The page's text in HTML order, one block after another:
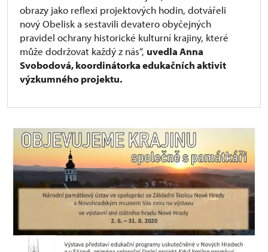
obrazy jako reflexi projektových hodin, dotvářeli
nový Obelisk a sestavili devatero obyčejných
pravidel ochrany historické kulturní krajiny, které
může dodržovat každý z nás“, uvedla Anna
Svobodová, koordinátorka edukačních aktivit
výzkumného projektu.